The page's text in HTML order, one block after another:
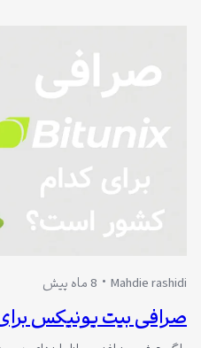
Mahdie rashidi 8 ماه پیش
صرافی بیت یونیکس